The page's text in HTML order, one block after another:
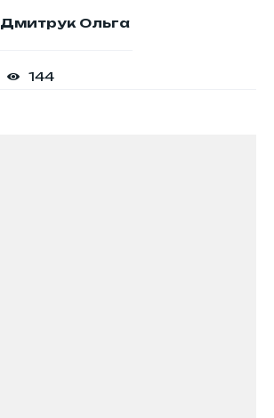
Дмитрук Ольга
144